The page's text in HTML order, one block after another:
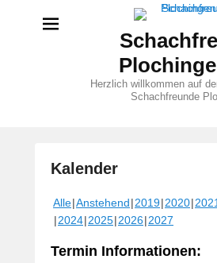
Herzlich willkommen auf
Schachfreunde
Kalender
e
ö
Alle Anstehend 2019 2020 2021
2024 2025 2026 2027
Termin Informationen: